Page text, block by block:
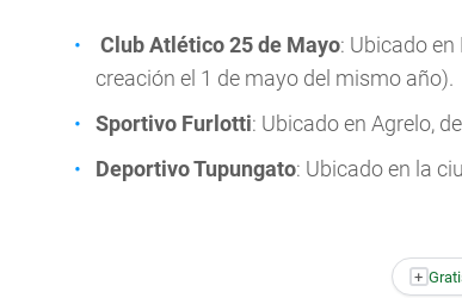
Club Atlético 25 de Mayo: Ubicado
creación el 1 de mayo del mismo año).
Sportivo Furlotti: Ubicado en Agrelo,
Deportivo Tupungato: Ubicado en la
+